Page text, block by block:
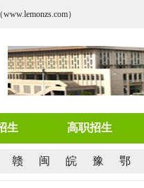
）
生 高职招生
赣 闽 皖 豫 鄂